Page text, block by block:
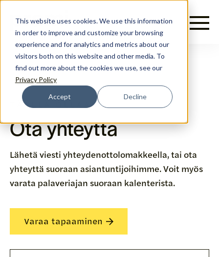
This website uses cookies. We use this information
in order to improve and customize your browsing
experience and for analytics and metrics about our
visitors both on this website and other media. To
find out more about the cookies we use, see our
Privacy Policy
Accept Decline
Suomi
TÄÄLLÄ OLLAAN
Ota yhteyttä
Lähetä viesti yhteydenottolomakkeella, tai ota
yhteyttä suoraan asiantuntijoihimme. Voit myös
varata palaveriajan suoraan kalenterista.
Varaa tapaaminen